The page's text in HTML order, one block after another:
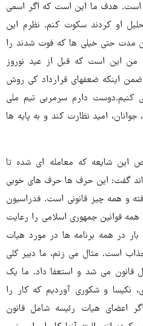
است. هدف ما این است که اگر اسمی
او کردند سکوت کنم. نظرم این
مدت حتی خیلی ها که فوت شدند را
من این است که قبل از عید نوروز
اینکه ضعفهای قرارداد کی روش
کنیم.دوست دارم سرمربی تیم ملی
جوانان، امید نظارت کند و به پایه ها
این شایعه که معامله ای شده تا
گفت: این حرف ها حرف های خوبی
و همه چیز قانونی است. فدراسیون
قوانین جمهوری اسلامی را رعایت
کنند.ما نماینده مجلسی داریم ۲۵۰ بار در همه برنامه ها در مورد هیات
است. مثال می زنم، ما دبیر کلی
قانون می شد و استعفا داد. ما یک
نکیسا و شکوری آوردیم که کار را
اعضای هیات رئیسه شامل قانون